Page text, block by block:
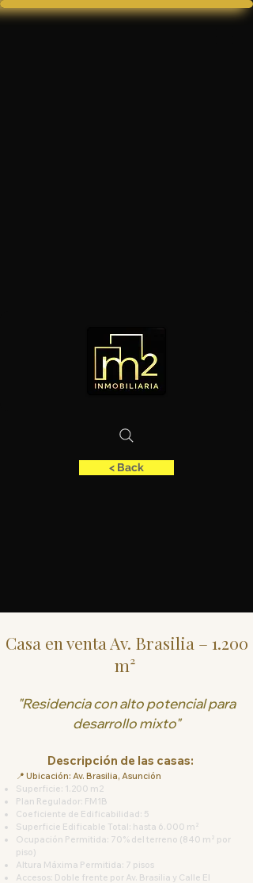
< Back
Casa en venta Av. Brasilia – 1.200
m²
"Residencia con alto potencial para
desarrollo mixto"
Descripción de las casas:​
📍 Ubicación: Av. Brasilia, Asunción
Superficie: 1.200 m2
Plan Regulador: FM1B
Coeficiente de Edificabilidad: 5
Superficie Edificable Total: hasta 6.000 m²
Ocupación Permitida: 70% del terreno (840 m² por
piso)
Altura Máxima Permitida: 7 pisos
Accesos: Doble frente por Av. Brasilia y Calle El